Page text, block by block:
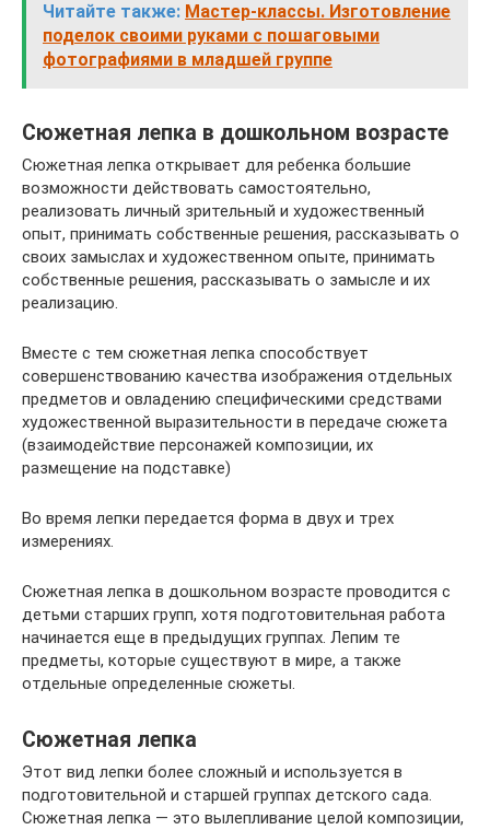
Читайте также: Мастер-классы. Изготовление
поделок своими руками с пошаговыми
фотографиями в младшей группе
Сюжетная лепка в дошкольном возрасте
Сюжетная лепка открывает для ребенка большие
возможности действовать самостоятельно,
реализовать личный зрительный и художественный
опыт, принимать собственные решения, рассказывать о
своих замыслах и художественном опыте, принимать
собственные решения, рассказывать о замысле и их
реализацию.
Вместе с тем сюжетная лепка способствует
совершенствованию качества изображения отдельных
предметов и овладению специфическими средствами
художественной выразительности в передаче сюжета
(взаимодействие персонажей композиции, их
размещение на подставке)
Во время лепки передается форма в двух и трех
измерениях.
Сюжетная лепка в дошкольном возрасте проводится с
детьми старших групп, хотя подготовительная работа
начинается еще в предыдущих группах. Лепим те
предметы, которые существуют в мире, а также
отдельные определенные сюжеты.
Сюжетная лепка
Этот вид лепки более сложный и используется в
подготовительной и старшей группах детского сада.
Сюжетная лепка — это вылепливание целой композиции,